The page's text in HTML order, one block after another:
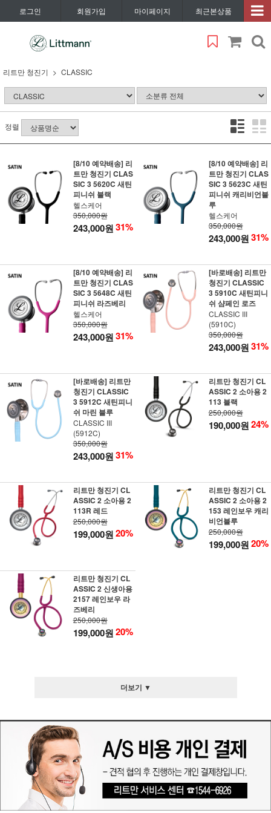
로그인 회원가입 마이페이지 최근본상품
리트만 청진기 CLASSIC
정렬
[8/10 예약배송] 리
트만 청진기 CLAS
SIC 3 5620C 새틴
피니쉬 블랙
헬스케어
350,000원
243,000원31%
[8/10 예약배송] 리
트만 청진기 CLAS
SIC 3 5623C 새틴
피니쉬 캐리비언블
루
헬스케어
350,000원
243,000원31%
[8/10 예약배송] 리
트만 청진기 CLAS
SIC 3 5648C 새틴
피니쉬 라즈베리
헬스케어
350,000원
243,000원31%
[바로배송] 리트만
청진기 CLASSIC
3 5910C 새틴피니
쉬 샴페인 로즈
CLASSIC III
(5910C)
350,000원
243,000원31%
[바로배송] 리트만
청진기 CLASSIC
3 5912C 새틴피니
쉬 마린 블루
CLASSIC III
(5912C)
350,000원
243,000원31%
리트만 청진기 CL
ASSIC 2 소아용 2
113 블랙
250,000원
190,000원24%
리트만 청진기 CL
ASSIC 2 소아용 2
113R 레드
250,000원
199,000원20%
리트만 청진기 CL
ASSIC 2 소아용 2
153 레인보우 캐리
비언블루
250,000원
199,000원20%
리트만 청진기 CL
ASSIC 2 신생아용
2157 레인보우 라
즈베리
250,000원
199,000원20%
더보기 ▼